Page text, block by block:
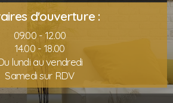
d'ouverture :
09.00 - 12.00
14.00 - 18.00
lundi au vendredi
Samedi sur RDV